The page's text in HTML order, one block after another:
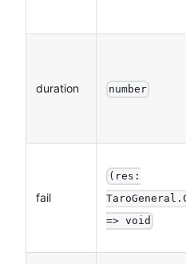
duration number
fail
(res:
=> void